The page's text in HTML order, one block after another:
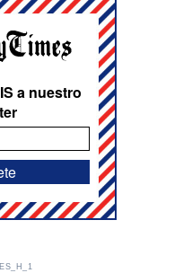
a nuestro